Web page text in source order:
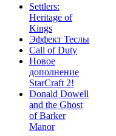
Settlers:
Heritage of
Kings
Эффект Теслы
Call of Duty
Новое
дополнение
StarCraft 2!
Donald Dowell
and the Ghost
of Barker
Manor